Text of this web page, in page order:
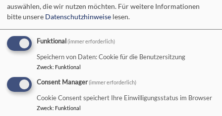
Ihr gegenüber sitztAstrid Maulund kümmert sich zu
Dienstag bis Freitag
auswählen, die wir nutzen möchten. Für weitere Informationen
bitte unsere Datenschutzhinweise lesen.
Funktional (immer erforderlich)
Speichern von Daten: Cookie für die Benutzersitzung
Zweck: Funktional
Consent Manager(immer erforderlich)
Cookie Consent speichert Ihre Einwilligungsstatus im Browser
Zweck: Funktional